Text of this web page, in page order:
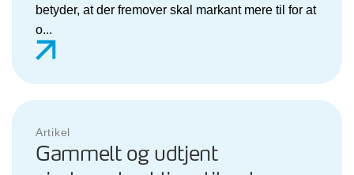
betyder, at der fremover skal markant mere til for at
o...
Artikel
Gammelt og udtjent